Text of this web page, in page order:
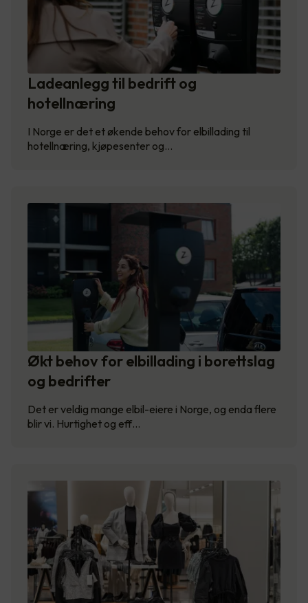
Ladeanlegg til bedrift og
hotellnæring
I Norge er det et økende behov for elbillading til
hotellnæring, kjøpesenter og…
Økt behov for elbillading i borettslag
og bedrifter
Det er veldig mange elbil-eiere i Norge, og enda flere
blir vi. Hurtighet og eff…